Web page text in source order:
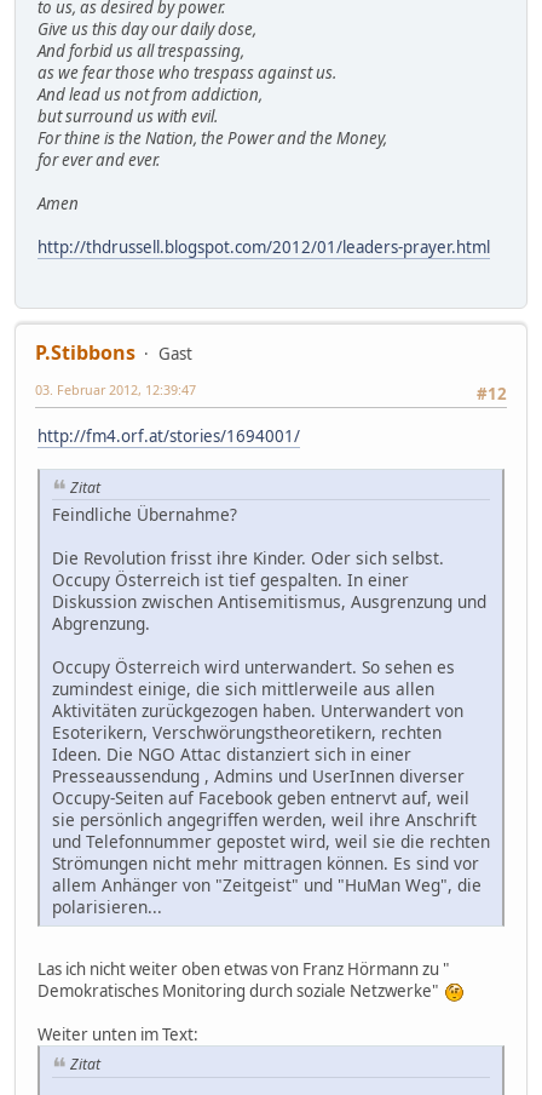
to us, as desired by power.
Give us this day our daily dose,
And forbid us all trespassing,
as we fear those who trespass against us.
And lead us not from addiction,
but surround us with evil.
For thine is the Nation, the Power and the Money,
for ever and ever.
Amen
http://thdrussell.blogspot.com/2012/01/leaders-prayer.html
P.Stibbons
Gast
#12
03. Februar 2012, 12:39:47
http://fm4.orf.at/stories/1694001/
Zitat
Feindliche Übernahme?
Die Revolution frisst ihre Kinder. Oder sich selbst.
Occupy Österreich ist tief gespalten. In einer
Diskussion zwischen Antisemitismus, Ausgrenzung und
Abgrenzung.
Occupy Österreich wird unterwandert. So sehen es
zumindest einige, die sich mittlerweile aus allen
Aktivitäten zurückgezogen haben. Unterwandert von
Esoterikern, Verschwörungstheoretikern, rechten
Ideen. Die NGO Attac distanziert sich in einer
Presseaussendung , Admins und UserInnen diverser
Occupy-Seiten auf Facebook geben entnervt auf, weil
sie persönlich angegriffen werden, weil ihre Anschrift
und Telefonnummer gepostet wird, weil sie die rechten
Strömungen nicht mehr mittragen können. Es sind vor
allem Anhänger von "Zeitgeist" und "HuMan Weg", die
polarisieren...
Las ich nicht weiter oben etwas von Franz Hörmann zu "
Demokratisches Monitoring durch soziale Netzwerke"
Weiter unten im Text:
Zitat